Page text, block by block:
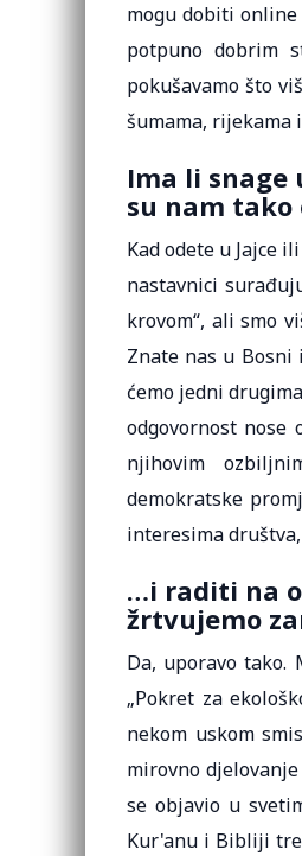
mogu dobiti
potpuno dobrim
pokušavamo što
šumama, rijekama
Ima li snage
su nam tako
Kad odete u Jajce
nastavnici
krovom“, ali smo
Znate nas u Bosni
ćemo jedni
odgovornost
njihovim
demokratske
interesima
…i raditi na
žrtvujemo
Da, uporavo
„Pokret za
nekom uskom
mirovno
se objavio u
Kur'anu i Bibliji